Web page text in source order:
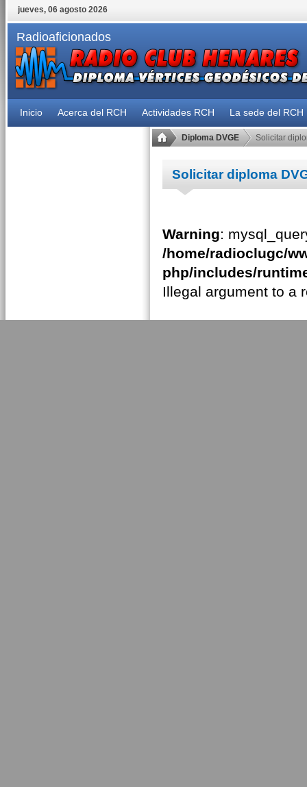
jueves, 06 agosto 2026
Radioaficionados
Inicio Acerca del RCH Actividades RCH La sede del RCH
Diploma DVGE Solicitar
Solicitar diploma
Warning:
/home/radioclugc/
php/includes/
Illegal argument to a